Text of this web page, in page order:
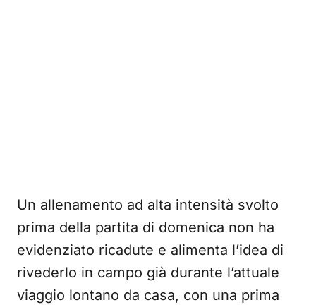
Un allenamento ad alta intensità svolto
prima della partita di domenica non ha
evidenziato ricadute e alimenta l’idea di
rivederlo in campo già durante l’attuale
viaggio lontano da casa, con una prima